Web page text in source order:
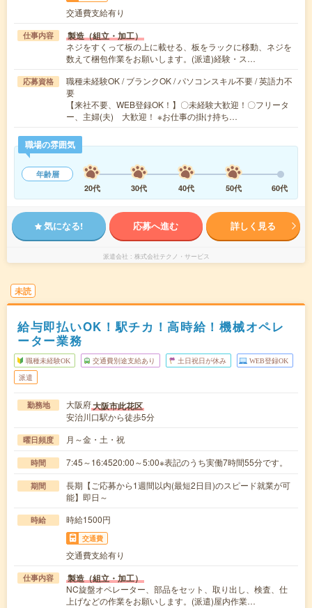
交通費支給有り
仕事内容 製造（組立・加工）
ネジをすくって板の上に載せる、板をラックに移動、ネジを
数えて梱包作業をお願いします。(派遣)経験・ス…
応募資格
職種未経験OK / ブランクOK / パソコンスキル不要 / 英語力不
要
【来社不要、WEB登録OK！】〇未経験大歓迎！〇フリータ
ー、主婦(夫) 大歓迎！ ※お仕事の掛け持ち…
職場の雰囲気
年齢層
20代
30代 40代 50代 60代
気になる! 応募へ進む 詳しく見る
派遣会社 株式会社テクノ・サービス
未読
給与即払いOK！駅チカ！高時給！機械オペレ
ーター業務
職種未経験OK 交通費別途支給あり 土日祝日が休み WEB登録OK
派遣
勤務地 大阪府大阪市此花区
安治川口駅から徒歩5分
曜日頻度 月～金・土・祝
時間 7:45～16:4520:00～5:00※表記のうち実働7時間55分です。
期間
長期【ご応募から1週間以内(最短2日目)のスピード就業が可
能】即日～
時給 時給1500円
交通費
交通費支給有り
仕事内容 製造（組立・加工）
NC旋盤オペレーター、部品をセット、取り出し、検査、仕
上げなどの作業をお願いします。(派遣)屋内作業…